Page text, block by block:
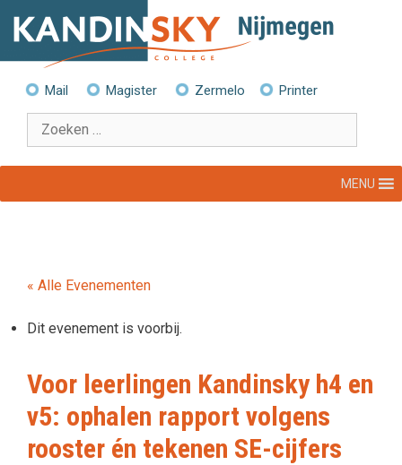
naar
Mail Magister Zermelo Printer
Zoek
naar:
MENU
« Alle Evenementen
Dit evenement is voorbij.
Voor leerlingen Kandinsky h4 en
v5: ophalen rapport volgens
rooster én tekenen SE-cijfers